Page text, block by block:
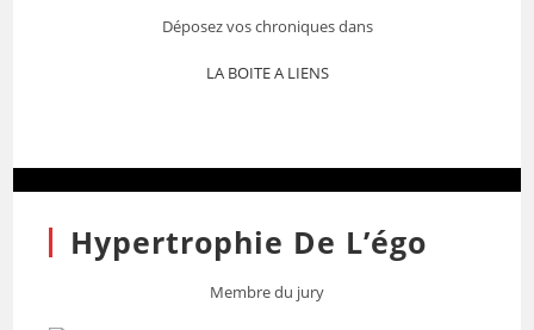
Déposez vos chroniques dans
LA BOITE A LIENS
Hypertrophie De L’égo
Membre du jury